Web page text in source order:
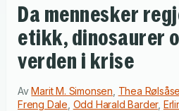
Da mennesker
etikk, dinosaurer
verden i krise
AvMarit M. Simonsen Thea
Freng Dale Odd Harald Barder,